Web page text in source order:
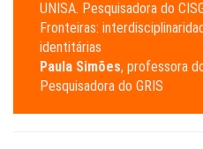
UNISA. Pesquisadora do
Fronteiras:
identitárias
Paula Simões, professora
Pesquisadora do GRIS